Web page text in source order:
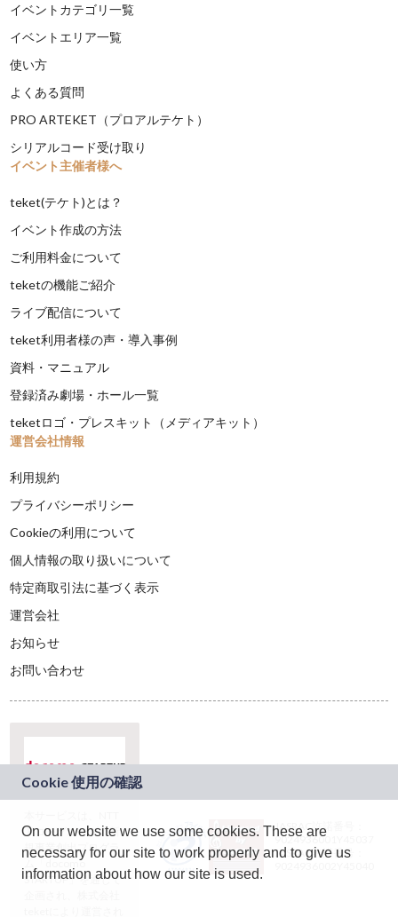
イベントカテゴリ一覧
イベントエリア一覧
使い方
よくある質問
PRO ARTEKET（プロアルテケト）
シリアルコード受け取り
イベント主催者様へ
teket(テケト)とは？
イベント作成の方法
ご利用料金について
teketの機能ご紹介
ライブ配信について
teket利用者様の声・導入事例
資料・マニュアル
登録済み劇場・ホール一覧
teketロゴ・プレスキット（メディアキット）
運営会社情報
利用規約
プライバシーポリシー
Cookieの利用について
個人情報の取り扱いについて
特定商取引法に基づく表示
運営会社
お知らせ
お問い合わせ
ドコモグループの新
規事業創出プログラ
ム「docomo
STARTUP」を通じて
JASRAC許諾番号：
9024936001Y45037
JASRAC許諾番号：
On our website we use some cookies. These are
necessary for our site to work properly and to give us
information about how our site is used.